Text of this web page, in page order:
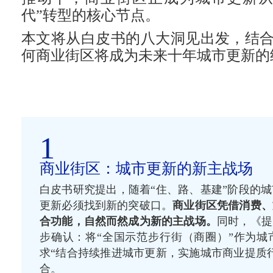
代”转型的核心节点。
本文将从白皮书的八大洞见出发，结
何商业街区将成为未来十年城市更新
1
商业街区：城市更新的新主战场
白皮书研究提出，随着“住、路、基建”阶段的
更新必须找到新的突破口。商业街区凭借消费
合功能，自然而然成为新的主战场。
同时，《
步确认：将“全国示范步行街（商圈）”作为
求“结合持续推进城市更新，实施城市商业提质
合。